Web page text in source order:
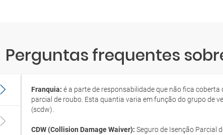
Perguntas frequentes
Franquia:é a parte de responsabilidade que não fica
parcial de roubo. Esta quantia varia em função do grupo de
(scdw).
CDW (Collision Damage Waiver): Seguro de Isenção Parcial